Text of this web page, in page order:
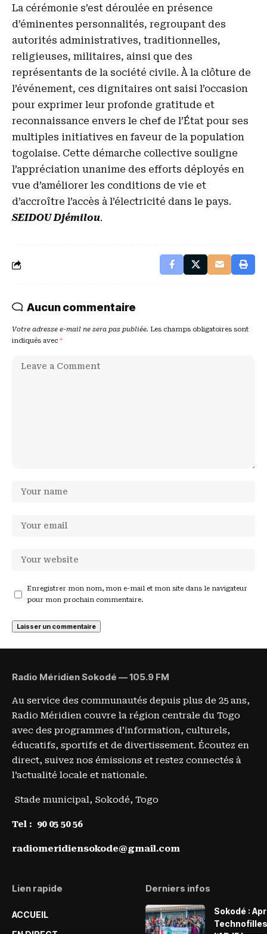
La cérémonie s’est déroulée en présence
d’éminentes personnalités, regroupant des
autorités administratives, traditionnelles,
religieuses, militaires, ainsi que des
représentants de la société civile. À la clôture de
l’événement, ces dignitaires ont saisi l’occasion
pour exprimer leur profonde gratitude et
reconnaissance envers le chef de l’État pour ses
multiples initiatives en faveur de la population
togolaise. Cette démarche collective souligne
l’appréciation unanime des efforts déployés en
vue d’améliorer les conditions de vie et
d’accroître l’accès à l’électricité dans le pays.
SEIDOU Djémilou.
Aucun commentaire
Votre adresse e-mail ne sera pas publiée. Les champs obligatoires sont
indiqués avec *
Enregistrer mon nom, mon e-mail et mon site dans le navigateur
pour mon prochain commentaire.
Radio Méridien Sokodé — 105.9 FM
Au service des communautés depuis plus de 25 ans,
Radio Méridien couvre la région centrale du Togo
avec des programmes d’information, culturels,
éducatifs, sportifs et de divertissement. Écoutez en
direct, suivez nos émissions et restez connectés à
l’actualité locale et nationale.
Stade municipal, Sokodé, Togo
Tel : 90 05 50 56
radiomeridiensokode@gmail.com
Lien rapide
ACCUEIL
Derniers infos
Sokodé :